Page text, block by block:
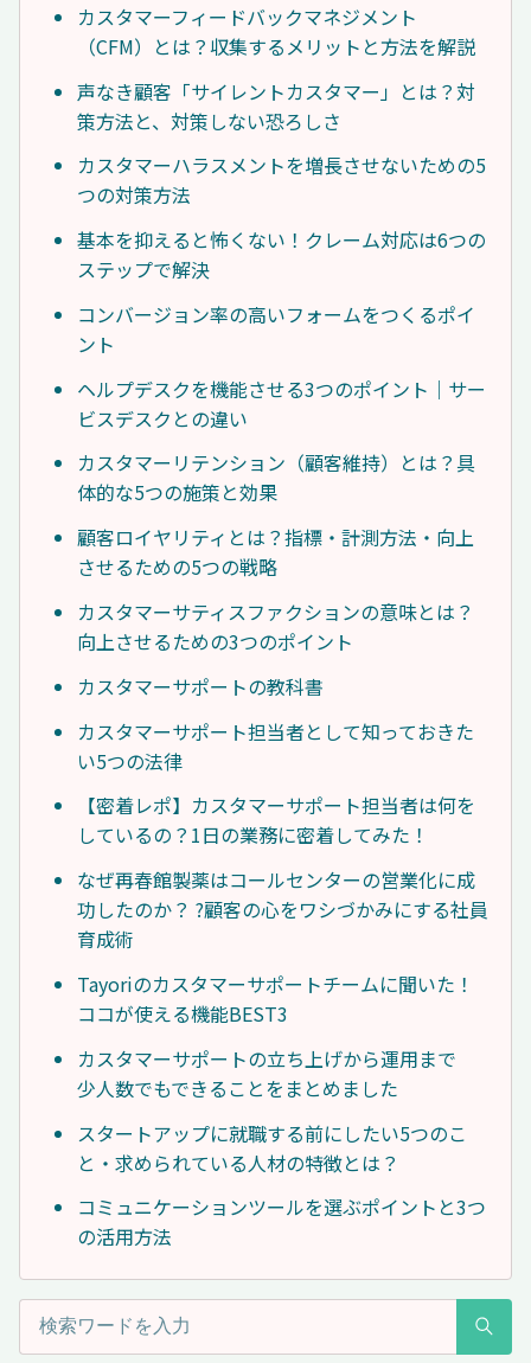
カスタマーフィードバックマネジメント
（CFM）とは？収集するメリットと方法を解説
声なき顧客「サイレントカスタマー」とは？対
策方法と、対策しない恐ろしさ
カスタマーハラスメントを増長させないための5
つの対策方法
基本を抑えると怖くない！クレーム対応は6つの
ステップで解決
コンバージョン率の高いフォームをつくるポイ
ント
ヘルプデスクを機能させる3つのポイント｜サー
ビスデスクとの違い
カスタマーリテンション（顧客維持）とは？具
体的な5つの施策と効果
顧客ロイヤリティとは？指標・計測方法・向上
させるための5つの戦略
カスタマーサティスファクションの意味とは？
向上させるための3つのポイント
カスタマーサポートの教科書
カスタマーサポート担当者として知っておきた
い5つの法律
【密着レポ】カスタマーサポート担当者は何を
しているの？1日の業務に密着してみた！
なぜ再春館製薬はコールセンターの営業化に成
功したのか？ ?顧客の心をワシづかみにする社員
育成術
Tayoriのカスタマーサポートチームに聞いた！
ココが使える機能BEST3
カスタマーサポートの立ち上げから運用まで
少人数でもできることをまとめました
スタートアップに就職する前にしたい5つのこ
と・求められている人材の特徴とは？
コミュニケーションツールを選ぶポイントと3つ
の活用方法